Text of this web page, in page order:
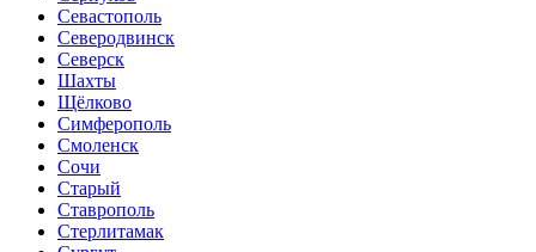
Севастополь
Северодвинск
Северск
Шахты
Щёлково
Симферополь
Смоленск
Сочи
Старый
Ставрополь
Стерлитамак